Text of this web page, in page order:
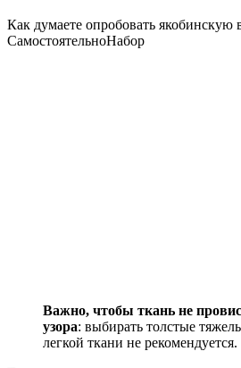
Как думаете опробовать
СамостоятельноНабор
Важно, чтобы ткань не
узора: выбирать толстые
легкой ткани не рекомендуется.